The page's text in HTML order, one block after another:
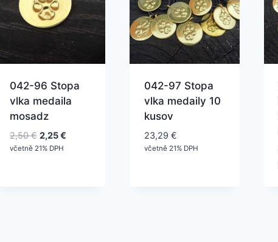
042-96 Stopa
vlka medaila
mosadz
2,50€ Pôvodná
cena
2,25€Aktuálna
včetně 21% DPH
042-97 Stopa
vlka medaily 10
kusov
23,29 €
včetně 21% DPH